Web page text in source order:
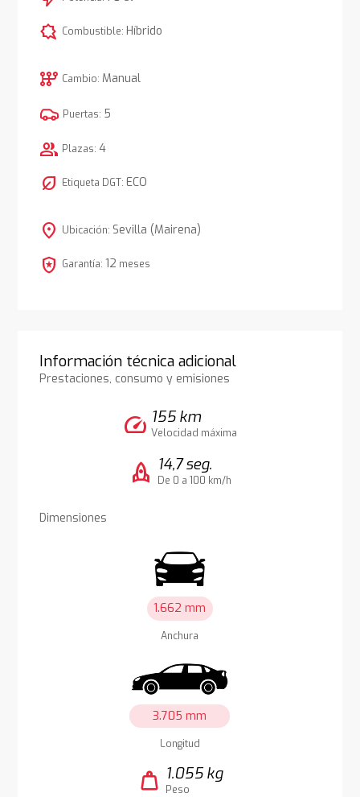
comic_bubble Combustible: Híbrido
auto_transmission Cambio: Manual
Puertas: 5
group Plazas: 4
nest_eco_leaf Etiqueta DGT: ECO
location_on Ubicación: Sevilla (Mairena)
local_police Garantía: 12 meses
Información técnica adicional
Prestaciones, consumo y emisiones
speed 155 km
Velocidad máxima
rocket 14,7 seg.
De 0 a 100 km/h
Dimensiones
1.662 mm
Anchura
3.705 mm
Longitud
weight 1.055 kg
Peso